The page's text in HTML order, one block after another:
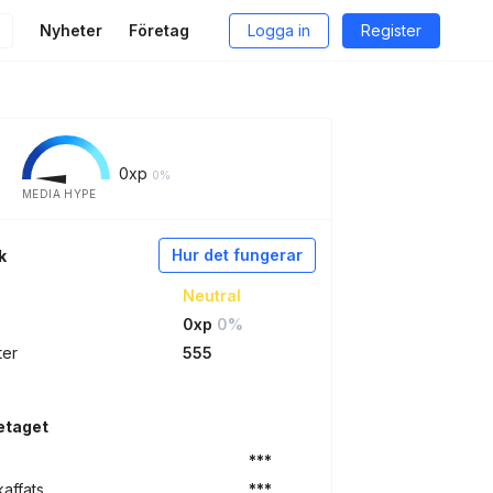
Nyheter Företag Logga in Register
0xp 0%
MEDIA HYPE
Hur det fungerar
Neutral
0xp 0%
555
***
***